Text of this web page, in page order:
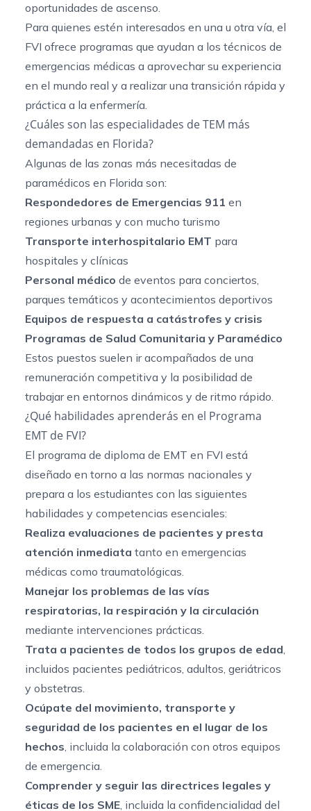
oportunidades de ascenso.
Para quienes estén interesados en una u otra vía, el
FVI ofrece programas que ayudan a los técnicos de
emergencias médicas a aprovechar su experiencia
en el mundo real y a realizar una transición rápida y
práctica a la enfermería.
¿Cuáles son las especialidades de TEM más
demandadas en Florida?
Algunas de las zonas más necesitadas de
paramédicos en Florida son:
Respondedores de Emergencias 911 en
regiones urbanas y con mucho turismo
Transporte interhospitalario EMT para
hospitales y clínicas
Personal médico de eventos para conciertos,
parques temáticos y acontecimientos deportivos
Equipos de respuesta a catástrofes y crisis
Programas de Salud Comunitaria y Paramédico
Estos puestos suelen ir acompañados de una
remuneración competitiva y la posibilidad de
trabajar en entornos dinámicos y de ritmo rápido.
¿Qué habilidades aprenderás en el Programa
EMT de FVI?
El programa de diploma de EMT en FVI está
diseñado en torno a las normas nacionales y
prepara a los estudiantes con las siguientes
habilidades y competencias esenciales:
Realiza evaluaciones de pacientes y presta
atención inmediata tanto en emergencias
médicas como traumatológicas.
Manejar los problemas de las vías
respiratorias, la respiración y la circulación
mediante intervenciones prácticas.
Trata a pacientes de todos los grupos de edad,
incluidos pacientes pediátricos, adultos, geriátricos
y obstetras.
Ocúpate del movimiento, transporte y
seguridad de los pacientes en el lugar de los
hechos, incluida la colaboración con otros equipos
de emergencia.
Comprender y seguir las directrices legales y
éticas de los SME, incluida la confidencialidad del